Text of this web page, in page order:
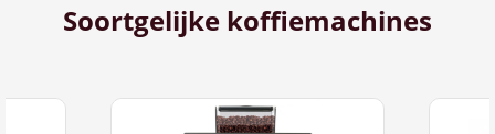
Soortgelijke koffiemachines